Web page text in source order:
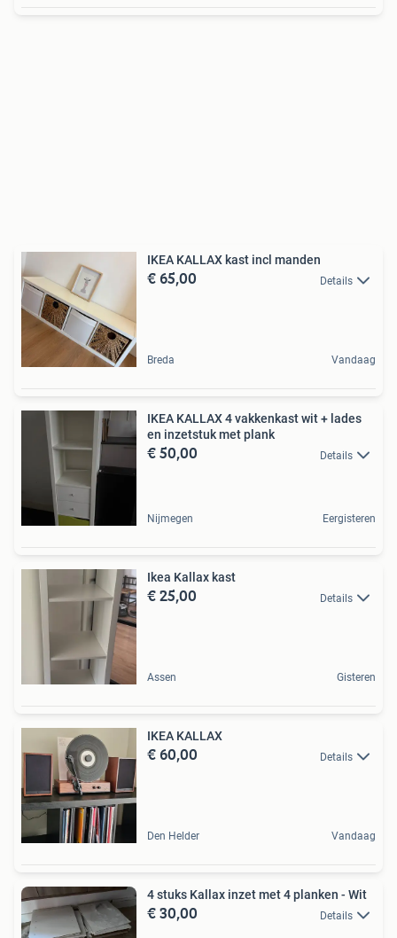
IKEA KALLAX kast incl manden
€ 65,00 Details
Breda Vandaag
IKEA KALLAX 4 vakkenkast wit + lades
en inzetstuk met plank
€ 50,00 Details
Nijmegen Eergisteren
Ikea Kallax kast
€ 25,00 Details
Assen Gisteren
IKEA KALLAX
€ 60,00 Details
Den Helder Vandaag
4 stuks Kallax inzet met 4 planken - Wit
€ 30,00 Details